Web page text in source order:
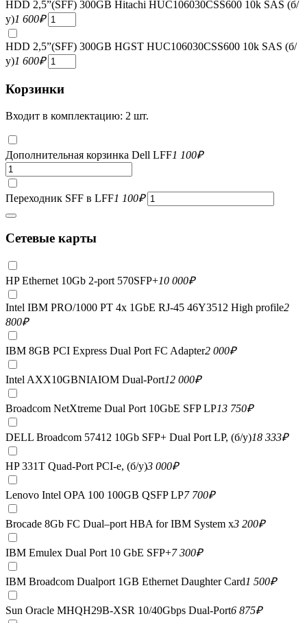
HDD 2,5”(SFF) 300GB Hitachi HUC106030CSS600 10k SAS (б/
у)1 600₽
HDD 2,5”(SFF) 300GB HGST HUC106030CSS600 10k SAS (б/
у)1 600₽
Корзинки
Входит в комплектацию: 2 шт.
Дополнительная корзинка Dell LFF1 100₽
Переходник SFF в LFF1 100₽
Сетевые карты
HP Ethernet 10Gb 2-port 570SFP+10 000₽
Intel IBM PRO/1000 PT 4x 1GbE RJ-45 46Y3512 High profile2
800₽
IBM 8GB PCI Express Dual Port FC Adapter2 000₽
Intel AXX10GBNIAIOM Dual-Port12 000₽
Broadcom NetXtreme Dual Port 10GbE SFP LP13 750₽
DELL Broadcom 57412 10Gb SFP+ Dual Port LP, (б/у)18 333₽
HP 331T Quad-Port PCI-e, (б/у)3 000₽
Lenovo Intel OPA 100 100GB QSFP LP7 700₽
Brocade 8Gb FC Dual–port HBA for IBM System x3 200₽
IBM Emulex Dual Port 10 GbE SFP+7 300₽
IBM Broadcom Dualport 1GB Ethernet Daughter Card1 500₽
Sun Oracle MHQH29B-XSR 10/40Gbps Dual-Port6 875₽